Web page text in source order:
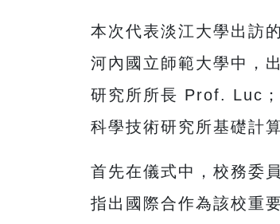
本次代表淡江大學出訪
河內國立師範大學中，
研究所所長 Prof. Luc
科學技術研究所基礎計
首先在儀式中，校務委
指出國際合作為該校重